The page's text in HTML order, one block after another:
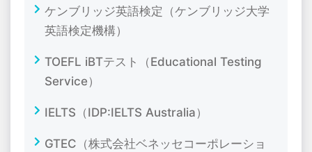
ケンブリッジ英語検定（ケンブリッジ大学
英語検定機構）
TOEFL iBTテスト（ Educational Testing
Service ）
IELTS （ IDP:IELTS Australia ）
GTEC （株式会社ベネッセコーポレーショ